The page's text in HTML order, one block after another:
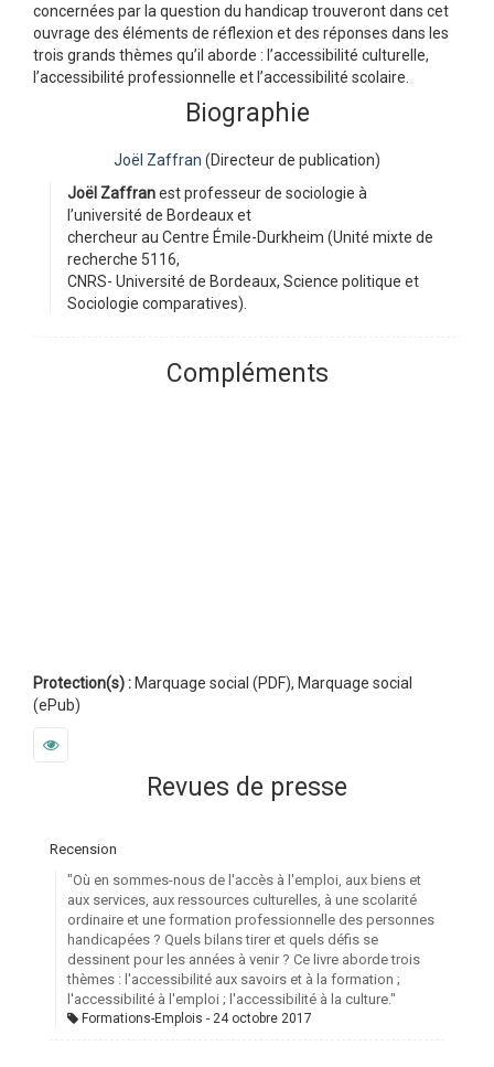
concernées par la question du handicap trouveront dans cet
ouvrage des éléments de réflexion et des réponses dans les
trois grands thèmes qu’il aborde : l’accessibilité culturelle,
l’accessibilité professionnelle et l’accessibilité scolaire.
Biographie
Joël Zaffran (Directeur de publication)
Joël Zaffranest professeur de sociologie à
l’université de Bordeaux et
chercheur au Centre Émile-Durkheim (Unité mixte de
recherche 5116,
CNRS- Université de Bordeaux, Science politique et
Sociologie comparatives).
Compléments
Protection(s) : Marquage social (PDF), Marquage social
(ePub)
Revues de presse
Recension
"Où en sommes-nous de l'accès à l'emploi, aux biens et
aux services, aux ressources culturelles, à une scolarité
ordinaire et une formation professionnelle des personnes
handicapées ? Quels bilans tirer et quels défis se
dessinent pour les années à venir ? Ce livre aborde trois
thèmes : l'accessibilité aux savoirs et à la formation ;
l'accessibilité à l'emploi ; l'accessibilité à la culture."
Formations-Emplois 24 octobre 2017